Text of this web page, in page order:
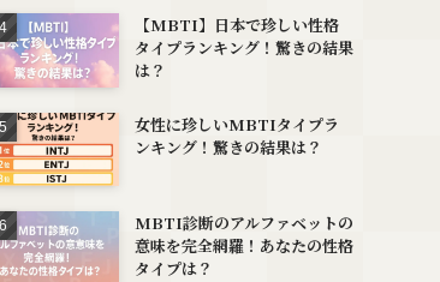
【MBTI】日本で珍しい性格
タイプランキング！驚きの結果
は？
女性に珍しいMBTIタイプラ
ンキング！驚きの結果は？
MBTI診断のアルファベットの
意味を完全網羅！あなたの性格
タイプは？